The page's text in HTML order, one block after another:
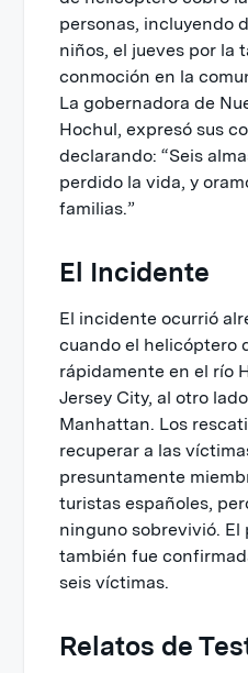
personas, incluyendo
niños, el jueves por la
conmoción en la
La gobernadora de
Hochul, expresó sus
declarando: “Seis
perdido la vida, y
familias.”
El Incidente
El incidente ocurrió
cuando el helicóptero
rápidamente en el río
Jersey City, al otro
Manhattan. Los
recuperar a las
presuntamente
turistas españoles,
ninguno sobrevivió. El
también fue
seis víctimas.
Relatos de